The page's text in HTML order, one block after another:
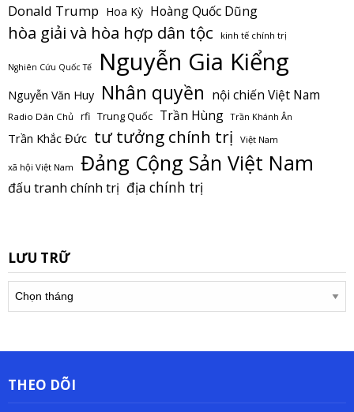
Donald Trump Hoa Kỳ Hoàng Quốc Dũng
hòa giải và hòa hợp dân tộc kinh tế chính trị
Nghiên Cứu Quốc Tế Nguyễn Gia Kiểng
Nguyễn Văn Huy Nhân quyền nội chiến Việt Nam
Radio Dân Chủ rfi Trung Quốc Trần Hùng Trần Khánh Ân
Trần Khắc Đức tư tưởng chính trị Việt Nam
xã hội Việt Nam Đảng Cộng Sản Việt Nam
đấu tranh chính trị địa chính trị
LƯU TRỮ
trữ
THEO DÕI